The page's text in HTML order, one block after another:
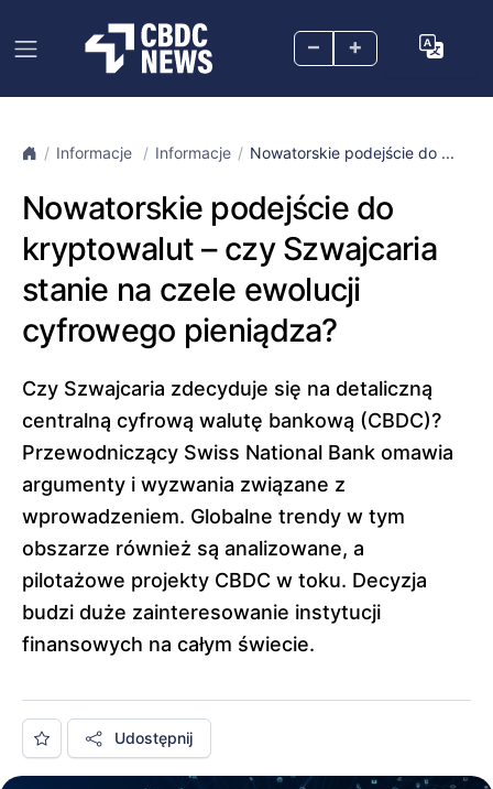
– +
Informacje Informacje Nowatorskie podejście do ...
Nowatorskie podejście do
kryptowalut – czy Szwajcaria
stanie na czele ewolucji
cyfrowego pieniądza?
Czy Szwajcaria zdecyduje się na detaliczną
centralną cyfrową walutę bankową (CBDC)?
Przewodniczący Swiss National Bank omawia
argumenty i wyzwania związane z
wprowadzeniem. Globalne trendy w tym
obszarze również są analizowane, a
pilotażowe projekty CBDC w toku. Decyzja
budzi duże zainteresowanie instytucji
finansowych na całym świecie.
Udostępnij